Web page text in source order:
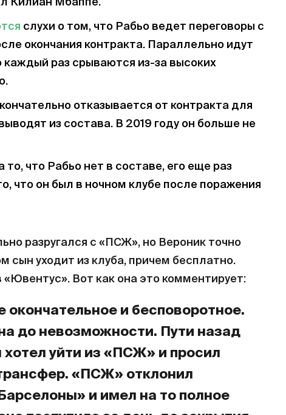
Килиан Мбаппе.
слухи о том, что Рабьо ведет переговоры с
окончания контракта. Параллельно идут
раз срываются из-за высоких
отказывается от контракта для
из состава. В 2019 году он больше не
что Рабьо нет в составе, его еще раз
что он был в ночном клубе после поражения
разругался с «ПСЖ», но Вероник точно
сын уходит из клуба, причем бесплатно.
«Ювентус». Вот как она это комментирует:
окончательное и бесповоротное.
до невозможности. Пути назад
уйти из «ПСЖ» и просил
«ПСЖ» отклонил
и имел на то полное